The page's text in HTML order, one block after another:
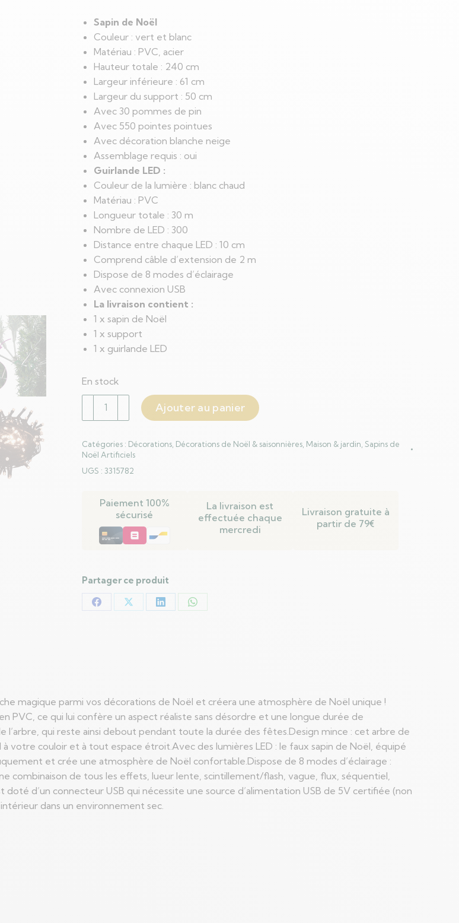
Sapin de Noël
Couleur : vert et blanc
Matériau : PVC, acier
Hauteur totale : 240 cm
Largeur inférieure : 61 cm
Largeur du support : 50 cm
Avec 30 pommes de pin
Avec 550 pointes pointues
Avec décoration blanche neige
Assemblage requis : oui
Guirlande LED :
Couleur de la lumière : blanc chaud
Matériau : PVC
Longueur totale : 30 m
Nombre de LED : 300
Distance entre chaque LED : 10 cm
Comprend câble d’extension de 2 m
Dispose de 8 modes d’éclairage
Avec connexion USB
La livraison contient :
1 x sapin de Noël
1 x support
1 x guirlande LED
En stock
quantité
de
Noël
artificiel
Ajouter au panier
Catégories : Décorations Décorations de Noël & saisonnières Maison & jardin Sapins de
Noël Artificiels
UGS : 3315782
Paiement 100%
sécurisé
La livraison est
effectuée chaque
mercredi
Livraison gratuite à
partir de 79€
Partager ce produit
PartagerPartagerPartagerPartager
magique parmi vos décorations de Noël et créera une atmosphère de Noël unique !
PVC, ce qui lui confère un aspect réaliste sans désordre et une longue durée de
l’arbre, qui reste ainsi debout pendant toute la durée des fêtes.Design mince : cet arbre de
votre couloir et à tout espace étroit.Avec des lumières LED : le faux sapin de Noël, équipé
et crée une atmosphère de Noël confortable.Dispose de 8 modes d’éclairage :
combinaison de tous les effets, lueur lente, scintillement/flash, vague, flux, séquentiel,
d’un connecteur USB qui nécessite une source d’alimentation USB de 5V certifiée (non
dans un environnement sec.